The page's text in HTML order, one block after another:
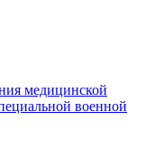
медицинской
военной